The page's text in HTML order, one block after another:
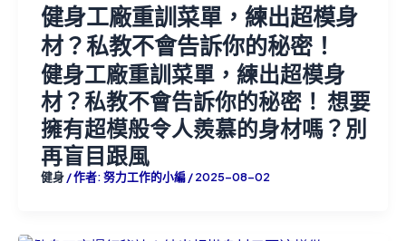
健身工廠重訓菜單，練出超模身
材？私教不會告訴你的秘密！
健身工廠重訓菜單，練出超模身
材？私教不會告訴你的秘密！ 想要
擁有超模般令人羨慕的身材嗎？別
再盲目跟風
健身/ 作者:努力工作的小編/2025-08-02